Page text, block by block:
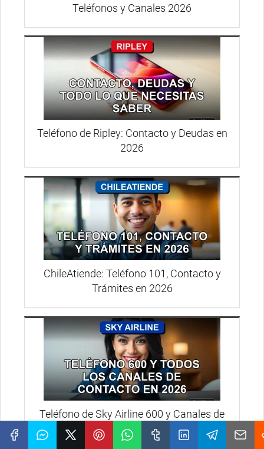
Teléfonos y Canales 2026
Teléfono de Ripley: Contacto y Deudas en
2026
ChileAtiende: Teléfono 101, Contacto y
Trámites en 2026
Teléfono de Sky Airline 600 y Canales de
Contacto 2026